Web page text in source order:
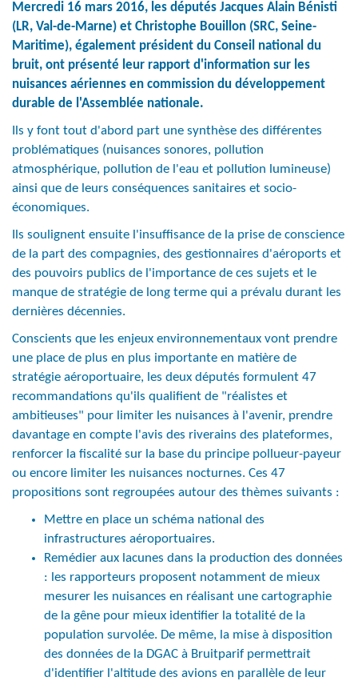
Mercredi 16 mars 2016, les députés Jacques Alain Bénisti
(LR, Val-de-Marne) et Christophe Bouillon (SRC, Seine-
Maritime), également président du Conseil national du
bruit, ont présenté leur rapport d'information sur les
nuisances aériennes en commission du développement
durable de l'Assemblée nationale.
Ils y font tout d'abord part une synthèse des différentes
problématiques (nuisances sonores, pollution
atmosphérique, pollution de l'eau et pollution lumineuse)
ainsi que de leurs conséquences sanitaires et socio-
économiques.
Ils soulignent ensuite l'insuffisance de la prise de conscience
de la part des compagnies, des gestionnaires d'aéroports et
des pouvoirs publics de l'importance de ces sujets et le
manque de stratégie de long terme qui a prévalu durant les
dernières décennies.
Conscients que les enjeux environnementaux vont prendre
une place de plus en plus importante en matière de
stratégie aéroportuaire, les deux députés formulent 47
recommandations qu'ils qualifient de "réalistes et
ambitieuses" pour limiter les nuisances à l'avenir, prendre
davantage en compte l'avis des riverains des plateformes,
renforcer la fiscalité sur la base du principe pollueur-payeur
ou encore limiter les nuisances nocturnes. Ces 47
propositions sont regroupées autour des thèmes suivants :
Mettre en place un schéma national des
infrastructures aéroportuaires.
Remédier aux lacunes dans la production des données
: les rapporteurs proposent notamment de mieux
mesurer les nuisances en réalisant une cartographie
de la gêne pour mieux identifier la totalité de la
population survolée. De même, la mise à disposition
des données de la DGAC à Bruitparif permettrait
d'identifier l'altitude des avions en parallèle de leur